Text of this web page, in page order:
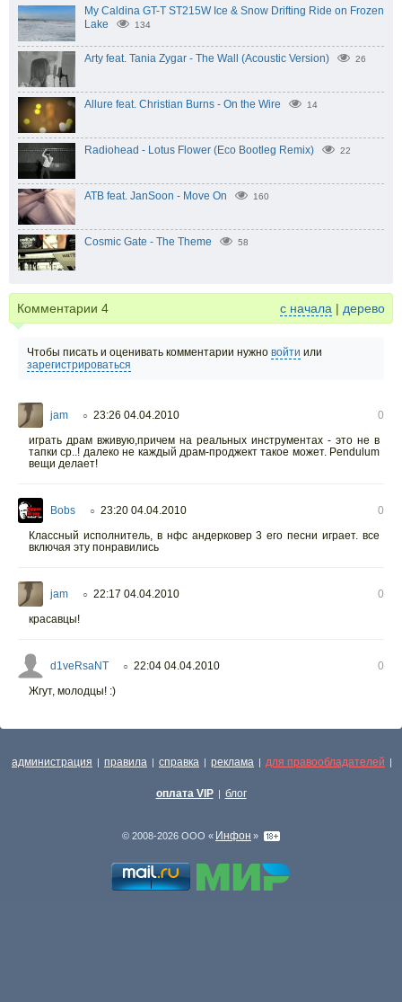
My Caldina GT-T ST215W Ice & Snow Drifting Ride on Frozen
Lake
134
Arty feat. Tania Zygar - The Wall (Acoustic Version) 26
Allure feat. Christian Burns - On the Wire 14
Radiohead - Lotus Flower (Eco Bootleg Remix) 22
ATB feat. JanSoon - Move On 160
Cosmic Gate - The Theme 58
Комментарии 4 с начала | дерево
Чтобы писать и оценивать комментарии нужно войти или
зарегистрироваться
jam ○ 23:26 04.04.2010
0
играть драм вживую,причем на реальных инструментах - это не в
тапки ср..! далеко не каждый драм-проджект такое может. Pendulum
вещи делает!
Bobs ○ 23:20 04.04.2010
0
Классный исполнитель, в нфс андерковер 3 его песни играет. все
включая эту понравились
jam ○ 22:17 04.04.2010
0
красавцы!
d1veRsaNT ○ 22:04 04.04.2010
0
Жгут, молодцы! :)
администрация | правила | справка | реклама | для правообладателей |
оплата VIP | блог
© 2008-2026 ООО « Инфон »